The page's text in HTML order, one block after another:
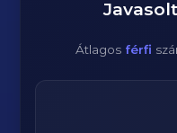
Átlagos férfi